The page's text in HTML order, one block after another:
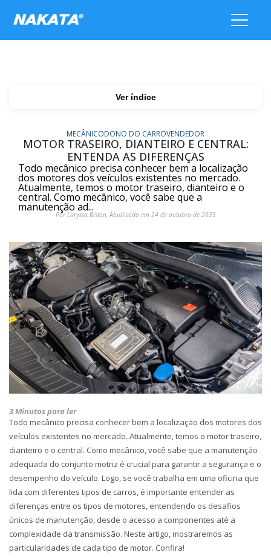
Ver índice
MECÂNICODONO DO CARROVENDEDOR
MOTOR TRASEIRO, DIANTEIRO E CENTRAL:
ENTENDA AS DIFERENÇAS
Todo mecânico precisa conhecer bem a localização
dos motores dos veículos existentes no mercado.
Atualmente, temos o motor traseiro, dianteiro e o
central. Como mecânico, você sabe que a
manutenção ad...
Por Laryssa Biston, Atualizado em 24 de outubro de 2023
3 Minutos para ler
Todo mecânico precisa conhecer bem a localização dos motores dos
veículos existentes no mercado. Atualmente, temos o motor traseiro,
dianteiro e o central. Como mecânico, você sabe que a manutenção
adequada do conjunto motriz é crucial para garantir a segurança e o
desempenho do veículo. Logo, se você trabalha em uma oficina que
lida com diferentes tipos de carros, é importante entender as
diferenças entre os tipos de motores, entendendo os desafios
únicos de manutenção, desde o acesso a componentes até a
complexidade da transmissão. Neste artigo, mostraremos as
particularidades de cada tipo de motor. Confira!